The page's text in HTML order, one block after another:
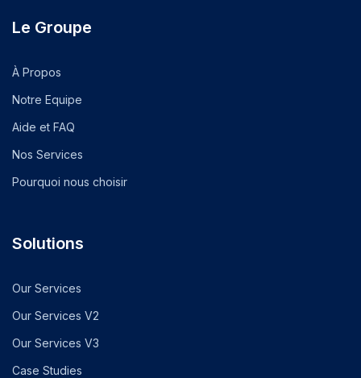
Le Groupe
À Propos
Notre Equipe
Aide et FAQ
Nos Services
Pourquoi nous choisir
Solutions
Our Services
Our Services V2
Our Services V3
Case Studies